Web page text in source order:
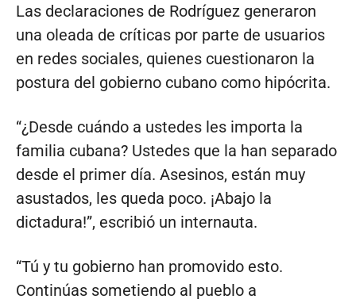
Las declaraciones de Rodríguez generaron
una oleada de críticas por parte de usuarios
en redes sociales, quienes cuestionaron la
postura del gobierno cubano como hipócrita.
“¿Desde cuándo a ustedes les importa la
familia cubana? Ustedes que la han separado
desde el primer día. Asesinos, están muy
asustados, les queda poco. ¡Abajo la
dictadura!”, escribió un internauta.
“Tú y tu gobierno han promovido esto.
Continúas sometiendo al pueblo a